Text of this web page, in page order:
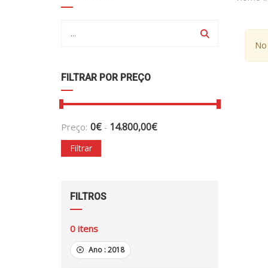
FILTRAR POR PREÇO
Preço: 0€ - 14.800,00€
Filtrar
FILTROS
0 itens
Ano :2018